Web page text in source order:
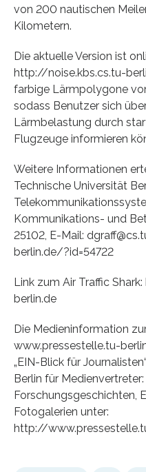
von 200 nautischen
Kilometern.
Die aktuelle Version ist
http://noise.kbs.cs.tu-
farbige Lärmpolygone
sodass Benutzer sich
Lärmbelastung durch
Flugzeuge informieren
Weitere Informationen
Technische Universität
Kommunikations- und
25102, E-Mail:
berlin.de/?id=54722
Link zum Air Traffic
berlin.de
Die Medieninformation
www.pressestelle.tu-
„EIN-Blick für
Berlin für Medienvertreter:
Forschungsgeschichten,
Fotogalerien unter:
http://